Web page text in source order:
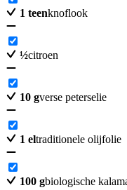
1 teenknoflook
½citroen
10 gverse peterselie
1 eltraditionele olijfolie
100 gbiologische